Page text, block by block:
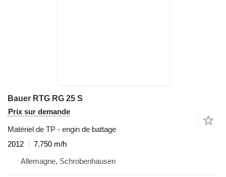
Bauer RTG RG 25 S
Prix sur demande
Matériel de TP - engin de battage
2012
7.750 m/h
Allemagne, Schrobenhausen